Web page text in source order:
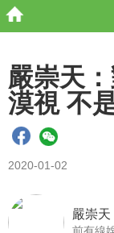
嚴崇天
漠視 不
2020-01-02
嚴崇天